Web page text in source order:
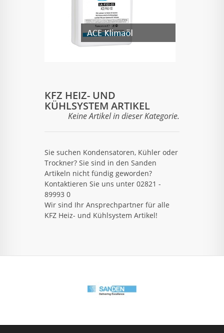
KFZ HEIZ- UND
KÜHLSYSTEM ARTIKEL
Keine Artikel in dieser Kategorie.
Sie suchen Kondensatoren, Kühler oder
Trockner? Sie sind in den Sanden
Artikeln nicht fündig geworden?
Kontaktieren Sie uns unter 02821 -
89993 0
Wir sind Ihr Ansprechpartner für alle
KFZ Heiz- und Kühlsystem Artikel!